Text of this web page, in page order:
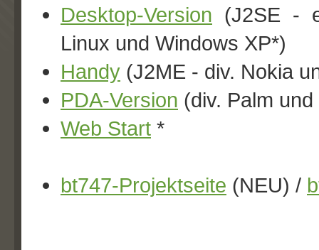
Desktop-Version (J2SE -
Linux und Windows XP*)
Handy (J2ME - div. Nokia
PDA-Version (div. Palm
Web Start *
bt747-Projektseite (NEU) /